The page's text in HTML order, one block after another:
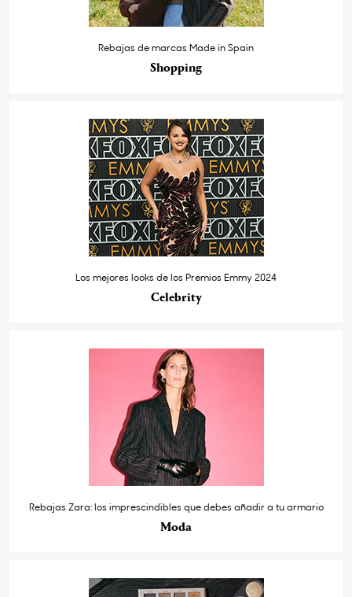
Rebajas de marcas Made in Spain
Shopping
Los mejores looks de los Premios Emmy 2024
Celebrity
Rebajas Zara: los imprescindibles que debes añadir a tu armario
Moda